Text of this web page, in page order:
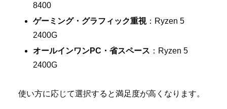
8400
ゲーミング・グラフィック重視：Ryzen 5
2400G
オールインワンPC・省スペース ：Ryzen 5
2400G
使い方に応じて選択すると満足度が高くなります。